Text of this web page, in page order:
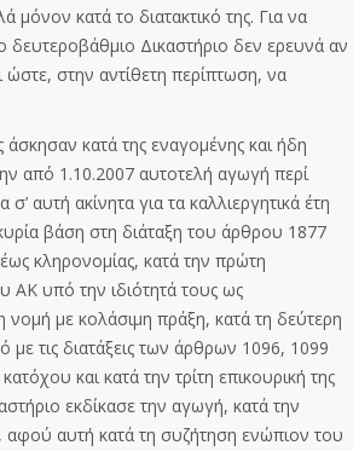
μόνον κατά το διατακτικό της. Για να
Δικαστήριο δεν ερευνά αν
ώστε, στην αντίθετη περίπτωση, να
κατά της εναγομένης και ήδη
από 1.10.2007 αυτοτελή αγωγή περί
ακίνητα για τα καλλιεργητικά έτη
βάση στη διάταξη του άρθρου 1877
κληρονομίας, κατά την πρώτη
ΑΚ υπό την ιδιότητά τους ως
με κολάσιμη πράξη, κατά τη δεύτερη
τις διατάξεις των άρθρων 1096, 1099
και κατά την τρίτη επικουρική της
εκδίκασε την αγωγή, κατά την
αφού αυτή κατά τη συζήτηση ενώπιον του